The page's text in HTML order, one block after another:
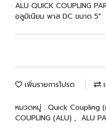
ALU QUICK COUPLING
อลูมิเนียม พาส DC ขนาด 5"
เพิ่มรายการโปรด
หมวดหมู่ : Quick Coupling
COUPLING (ALU) , ALU